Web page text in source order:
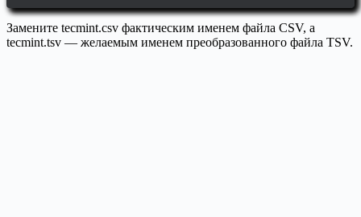
Замените tecmint.csv фактическим именем файла CSV, а
tecmint.tsv — желаемым именем преобразованного файла TSV.